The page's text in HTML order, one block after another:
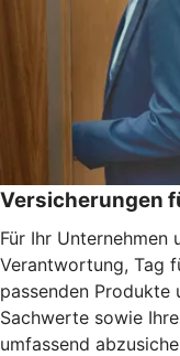
Versicherungen
Für Ihr Unternehmen
Verantwortung, Tag
passenden Produkte
Sachwerte sowie
umfassend